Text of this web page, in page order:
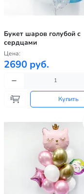
Букет шаров голубой с
сердцами
Цена:
2690 руб.
Купить